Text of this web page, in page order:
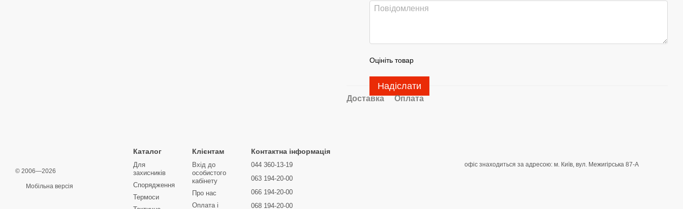
Оцініть товар
Надіслати
Доставка Оплата
© 2006—2026
Мобільна версія
Каталог
Для
захисників
Спорядження
Термоси
Клієнтам
Вхід до
особистого
кабінету
Про нас
Оплата і
Контактна інформація
044 360-13-19
063 194-20-00
066 194-20-00
068 194-20-00
офіс знаходиться за адресою: м. Київ, вул. Межигірська 87-А